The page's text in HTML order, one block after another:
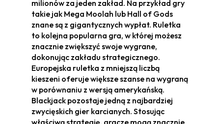
milionów za jeden zakład. Na przykład gry
takie jak Mega Moolah lub Hall of Gods
znane są z gigantycznych wypłat. Ruletka
to kolejna popularna gra, w której możesz
znacznie zwiększyć swoje wygrane,
dokonując zakładu strategicznego.
Europejska ruletka z mniejszą liczbą
kieszeni oferuje większe szanse na wygraną
w porównaniu z wersją amerykańską.
Blackjack pozostaje jedną z najbardziej
zwycięskich gier karcianych. Stosując
właściwą strategię, gracze mogą znacznie